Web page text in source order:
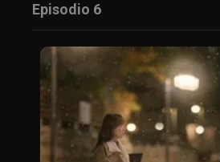
Episodio 6